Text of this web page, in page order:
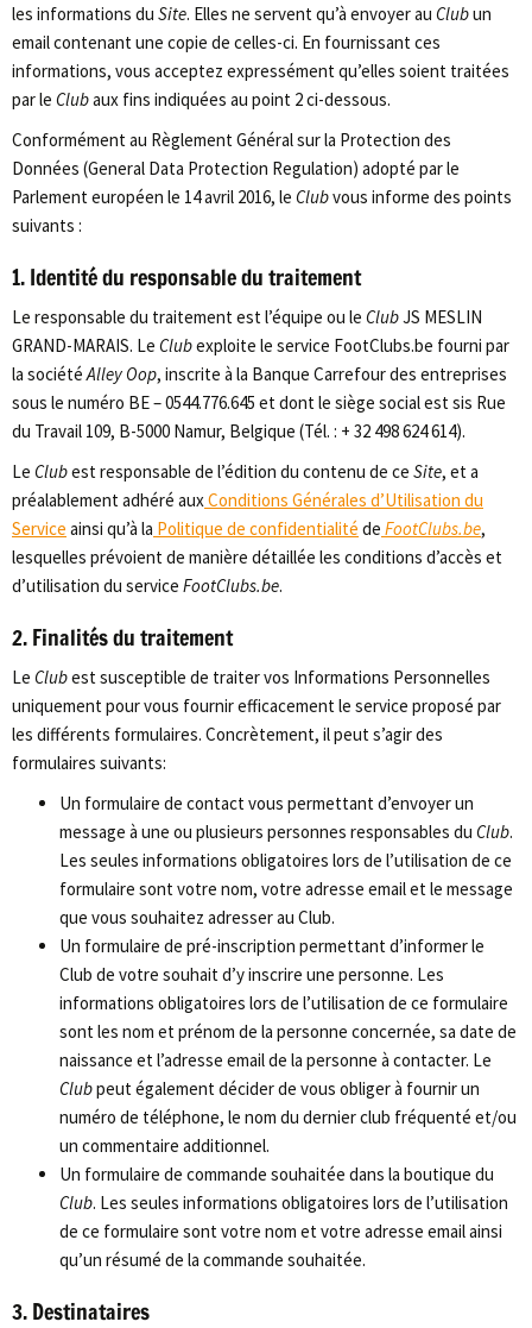
les informations du Site. Elles ne servent qu’à envoyer au Clubun
email contenant une copie de celles-ci. En fournissant ces
informations, vous acceptez expressément qu’elles soient traitées
par le Clubaux fins indiquées au point 2 ci-dessous.
Conformément au Règlement Général sur la Protection des
Données (General Data Protection Regulation) adopté par le
Parlement européen le 14 avril 2016, le Clubvous informe des points
suivants :
1. Identité du responsable du traitement
Le responsable du traitement est l’équipe ou le ClubJS MESLIN
GRAND-MARAIS. Le Clubexploite le service FootClubs.be fourni par
la sociétéAlley Oop, inscrite à la Banque Carrefour des entreprises
sous le numéro BE – 0544.776.645 et dont le siège social est sis Rue
du Travail 109, B-5000 Namur, Belgique (Tél. : + 32 498 624 614).
Le Clubest responsable de l’édition du contenu de ce Site, et a
préalablement adhéré auxConditions Générales d’Utilisation du
Service ainsi qu’à la Politique de confidentialité de FootClubs.be,
lesquelles prévoient de manière détaillée les conditions d’accès et
d’utilisation du service FootClubs.be.
2. Finalités du traitement
Le Clubest susceptible de traiter vos Informations Personnelles
uniquement pour vous fournir efficacement le service proposé par
les différents formulaires. Concrètement, il peut s’agir des
formulaires suivants:
Un formulaire de contact vous permettant d’envoyer un
message à une ou plusieurs personnes responsables du Club.
Les seules informations obligatoires lors de l’utilisation de ce
formulaire sont votre nom, votre adresse email et le message
que vous souhaitez adresser au Club.
Un formulaire de pré-inscription permettant d’informer le
Club de votre souhait d’y inscrire une personne. Les
informations obligatoires lors de l’utilisation de ce formulaire
sont les nom et prénom de la personne concernée, sa date de
naissance et l’adresse email de la personne à contacter. Le
Clubpeut également décider de vous obliger à fournir un
numéro de téléphone, le nom du dernier club fréquenté et/ou
un commentaire additionnel.
Un formulaire de commande souhaitée dans la boutique du
Club. Les seules informations obligatoires lors de l’utilisation
de ce formulaire sont votre nom et votre adresse email ainsi
qu’un résumé de la commande souhaitée.
3. Destinataires